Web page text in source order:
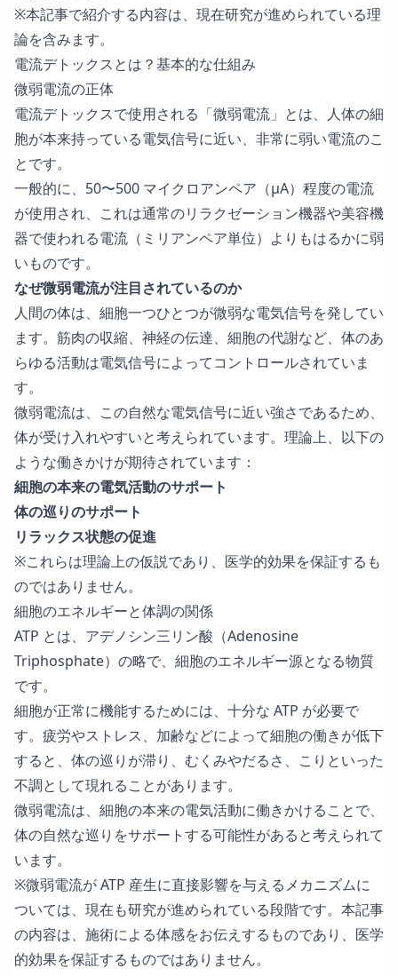
※本記事で紹介する内容は、現在研究が進められている理
論を含みます。
電流デトックスとは？基本的な仕組み
微弱電流の正体
電流デトックスで使用される「微弱電流」とは、人体の細
胞が本来持っている電気信号に近い、非常に弱い電流のこ
とです。
一般的に、50〜500 マイクロアンペア（μA）程度の電流
が使用され、これは通常のリラクゼーション機器や美容機
器で使われる電流（ミリアンペア単位）よりもはるかに弱
いものです。
なぜ微弱電流が注目されているのか
人間の体は、細胞一つひとつが微弱な電気信号を発してい
ます。筋肉の収縮、神経の伝達、細胞の代謝など、体のあ
らゆる活動は電気信号によってコントロールされていま
す。
微弱電流は、この自然な電気信号に近い強さであるため、
体が受け入れやすいと考えられています。理論上、以下の
ような働きかけが期待されています：
細胞の本来の電気活動のサポート
体の巡りのサポート
リラックス状態の促進
※これらは理論上の仮説であり、医学的効果を保証するも
のではありません。
細胞のエネルギーと体調の関係
ATP とは、アデノシン三リン酸（Adenosine
Triphosphate）の略で、細胞のエネルギー源となる物質
です。
細胞が正常に機能するためには、十分な ATP が必要で
す。疲労やストレス、加齢などによって細胞の働きが低下
すると、体の巡りが滞り、むくみやだるさ、こりといった
不調として現れることがあります。
微弱電流は、細胞の本来の電気活動に働きかけることで、
体の自然な巡りをサポートする可能性があると考えられて
います。
※微弱電流が ATP 産生に直接影響を与えるメカニズムに
ついては、現在も研究が進められている段階です。本記事
の内容は、施術による体感をお伝えするものであり、医学
的効果を保証するものではありません。